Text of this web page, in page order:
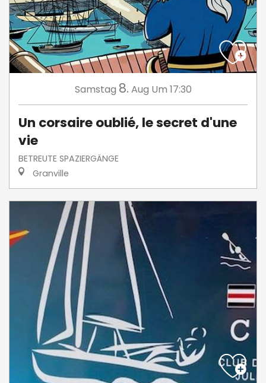
Samstag 8. Aug Um 17:30
Un corsaire oublié, le secret d'une
vie
BETREUTE SPAZIERGÄNGE
Granville